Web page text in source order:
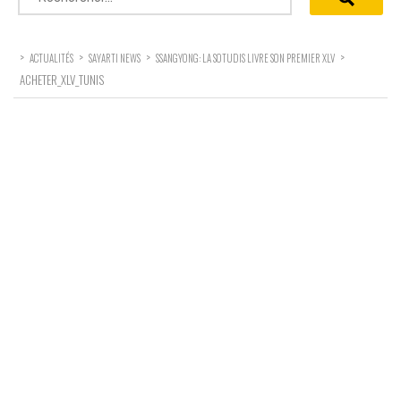
> ACTUALITÉS > SAYARTI NEWS > SSANGYONG: LA SOTUDIS LIVRE SON PREMIER XLV >
ACHETER_XLV_TUNIS